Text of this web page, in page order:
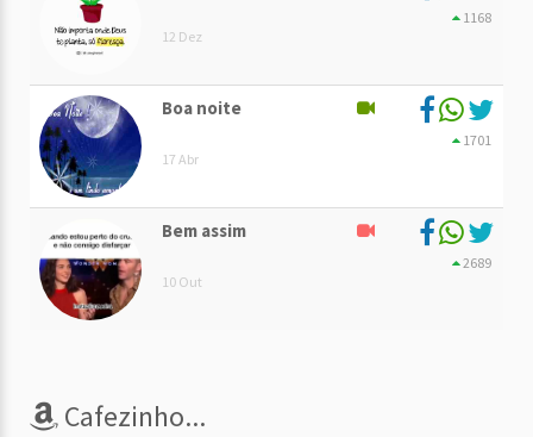
12 Dez
1168
Boa noite
17 Abr
1701
Bem assim
10 Out
2689
Cafezinho...